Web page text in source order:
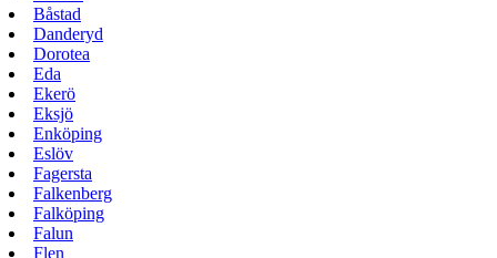
Båstad
Danderyd
Dorotea
Eda
Ekerö
Eksjö
Enköping
Eslöv
Fagersta
Falkenberg
Falköping
Falun
Flen